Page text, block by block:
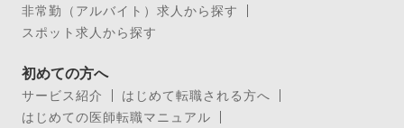
非常勤（アルバイト）求人から探す
スポット求人から探す
初めての方へ
サービス紹介
はじめて転職される方へ
はじめての医師転職マニュアル